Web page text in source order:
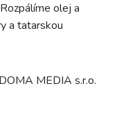
olej a
a tatarskou
MEDIA s.r.o.